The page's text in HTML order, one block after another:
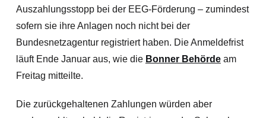
Auszahlungsstopp bei der EEG-Förderung – zumindest
sofern sie ihre Anlagen noch nicht bei der
Bundesnetzagentur registriert haben. Die Anmeldefrist
läuft Ende Januar aus, wie die Bonner Behördeam
Freitag mitteilte.
Die zurückgehaltenen Zahlungen würden aber